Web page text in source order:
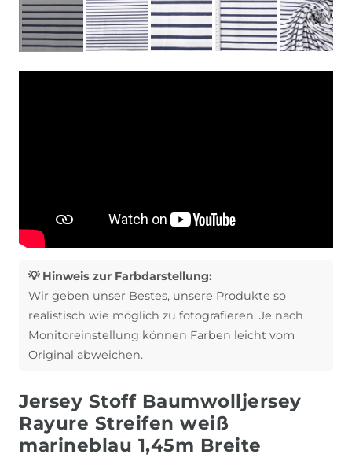
💡 Hinweis zur Farbdarstellung:
Wir geben unser Bestes, unsere Produkte so
realistisch wie möglich zu fotografieren. Je nach
Monitoreinstellung können Farben leicht vom
Original abweichen.
Jersey Stoff Baumwolljersey
Rayure Streifen weiß
marineblau 1,45m Breite